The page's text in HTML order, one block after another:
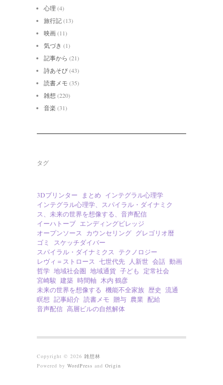
心理 (4)
旅行記(13)
映画(11)
気づき (1)
記事から (21)
詩あそび(43)
読書メモ (35)
雑想 (220)
音楽 (31)
タグ
3Dプリンター まとめ インテグラル心理学
インテグラル心理学、スパイラル・ダイナミク
ス、未来の世界を想像する、音声配信
イーハトーブ エンディングビレッジ
オープンソース
カウンセリング グレゴリオ暦
ゴミ
スケッチダイバー
スパイラル・ダイナミクス
テクノロジー
レヴィ＝ストロース 七世代先 人新世 会話 動画
哲学 地域社会圏 地域通貨 子ども
定常社会
宮崎駿 建築 時間軸 木内 鶴彦
未来の世界を想像する 機能不全家族 歴史 流通
瞑想 記事紹介 読書メモ 贈与 農業 配給
音声配信 高層ビルの自然解体
Copyright © 2026 雑想林
Powered by WordPress and Origin